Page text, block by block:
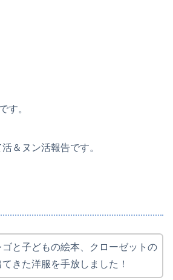
す。
＆ヌン活報告です。
と子どもの絵本、クローゼットの
きた洋服を手放しました！